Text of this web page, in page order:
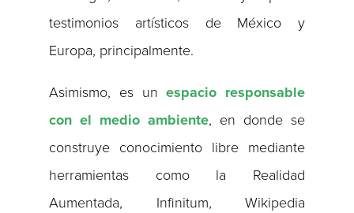
testimonios artísticos de México y
Europa, principalmente.
Asimismo, es unespacio responsable
con el medio ambiente, en donde se
construye conocimiento libre mediante
herramientas como la Realidad
Aumentada, Infinitum, Wikipedia